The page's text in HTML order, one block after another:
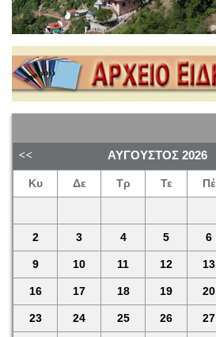
ΑΎΓΟΥΣΤΟΣ 2026
Κυ Δε Τρ Τε Πέ
2 3 4 5 6
9 10 11 12 13
16 17 18 19 20
23 24 25 26 27